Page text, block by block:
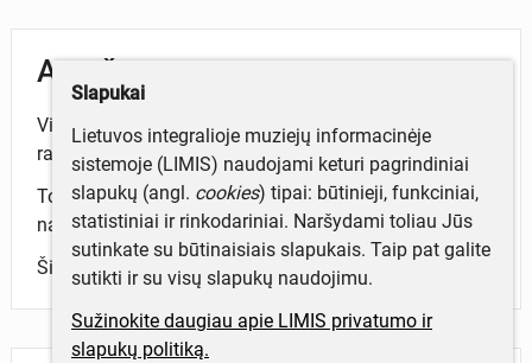
Aprašymas
Virdulys („samovaras“). Su kraneliu ir dviem medinėm
rankenėlėm.
Tokie virduliai XIX a. - XX a. pradžioje buvo plačiai
naudojami miestiečių buityje.
Šiuo virduliu naudojosi gydytojo M.Einoriaus šeima.
Slapukai
Lietuvos integralioje muziejų informacinėje
sistemoje (LIMIS) naudojami keturi pagrindiniai
slapukų (angl. cookies) tipai: būtinieji, funkciniai,
statistiniai ir rinkodariniai. Naršydami toliau Jūs
sutinkate su būtinaisiais slapukais. Taip pat galite
sutikti ir su visų slapukų naudojimu.
Sužinokite daugiau apie LIMIS privatumo ir
slapukų politiką.